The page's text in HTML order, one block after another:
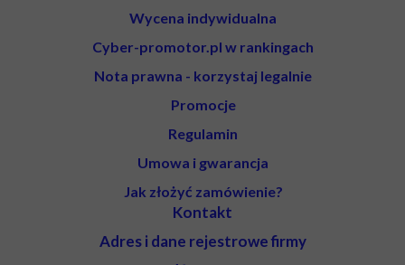
Wycena indywidualna
Cyber-promotor.pl w rankingach
Nota prawna - korzystaj legalnie
Promocje
Regulamin
Umowa i gwarancja
Jak złożyć zamówienie?
Kontakt
Adres i dane rejestrowe firmy